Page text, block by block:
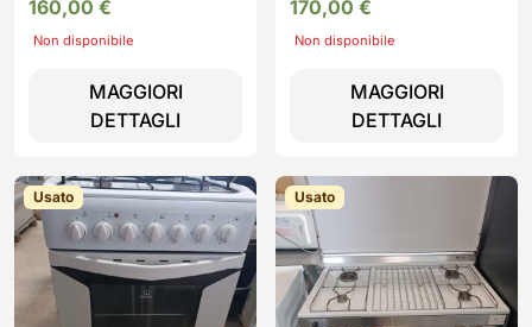
160,00 €
Non disponibile
MAGGIORI
DETTAGLI
170,00 €
Non disponibile
MAGGIORI
DETTAGLI
Usato Usato